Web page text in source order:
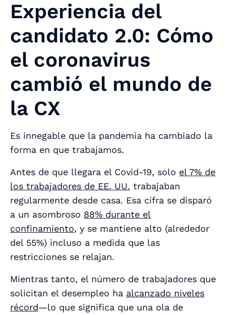
Experiencia del
candidato 2.0: Cómo
el coronavirus
cambió el mundo de
la CX
Es innegable que la pandemia ha cambiado la
forma en que trabajamos.
Antes de que llegara el Covid-19, solo el 7% de
los trabajadores de EE. UU. trabajaban
regularmente desde casa. Esa cifra se disparó
a un asombroso 88% durante el
confinamiento, y se mantiene alto (alrededor
del 55%) incluso a medida que las
restricciones se relajan.
Mientras tanto, el número de trabajadores que
solicitan el desempleo ha alcanzado niveles
récord—lo que significa que una ola de